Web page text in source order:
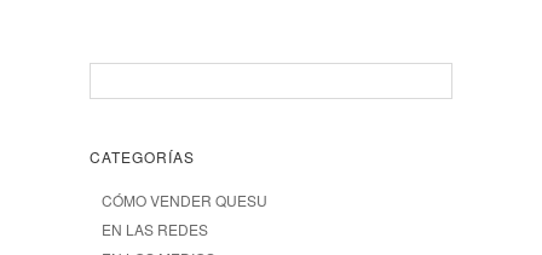
CATEGORÍAS
CÓMO VENDER QUESU
EN LAS REDES